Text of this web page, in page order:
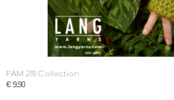
FAM 278 Collection
€ 9,90